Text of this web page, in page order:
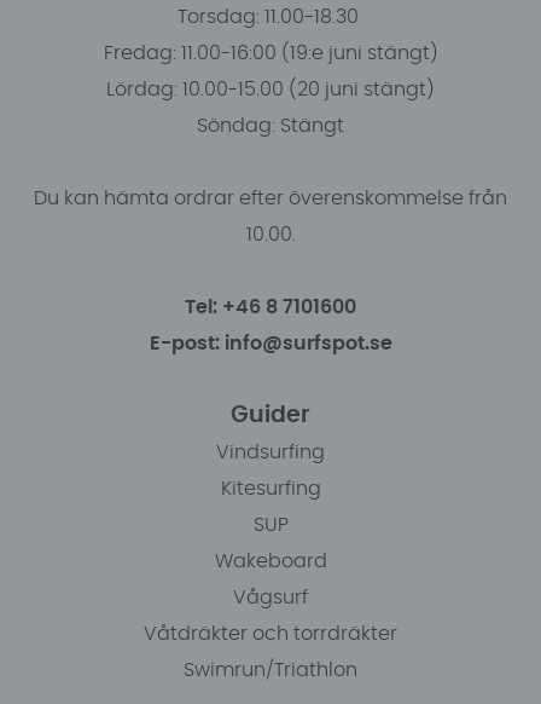
Torsdag: 11.00-18.30
Fredag: 11.00-16:00 (19:e juni stängt)
Lördag: 10.00-15.00 (20 juni stängt)
Söndag: Stängt
Du kan hämta ordrar efter överenskommelse från
10.00.
Tel: +46 8 7101600
E-post: info@surfspot.se
Guider
Vindsurfing
Kitesurfing
SUP
Wakeboard
Vågsurf
Våtdräkter och torrdräkter
Swimrun/Triathlon